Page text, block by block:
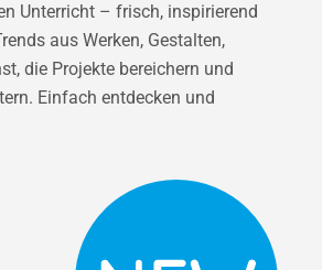
Unterricht – frisch, inspirierend
aus Werken, Gestalten,
die Projekte bereichern und
Einfach entdecken und